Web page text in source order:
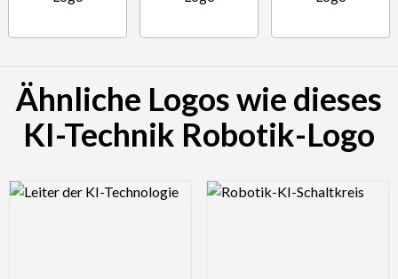
Ähnliche Logos wie dieses
KI-Technik Robotik-Logo
Logo Preview Image Logo Preview Image